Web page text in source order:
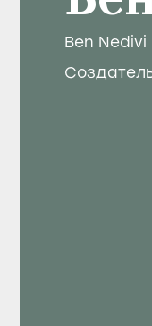
Ben Nedivi